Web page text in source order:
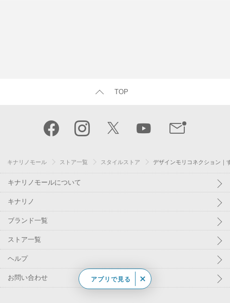
TOP
キナリノモール ストア一覧 スタイルストア デザインモリコネクション｜
キナリノモールについて
キナリノ
ブランド一覧
ストア一覧
ヘルプ
お問い合わせ アプリで見る